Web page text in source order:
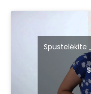
Spustelėkite